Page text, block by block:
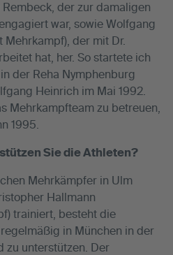
Rembeck, der zur damaligen
war, sowie Wolfgang
Mehrkampf), der mit Dr.
hat, her. So startete ich
der Reha Nymphenburg
Heinrich im Mai 1992.
Mehrkampfteam zu betreuen,
1995.
Sie die Athleten?
Mehrkämpfer in Ulm
Hallmann
trainiert, besteht die
in München in der
zu unterstützen. Der